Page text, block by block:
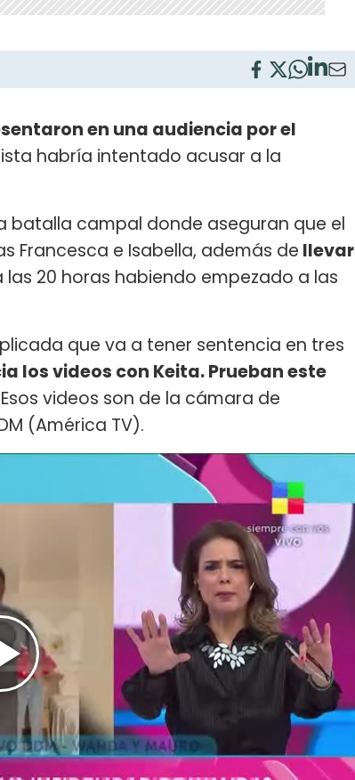
en una audiencia por el
habría intentado acusar a la
batalla campal donde aseguran que el
Francesca e Isabella, además de llevar
las 20 horas habiendo empezado a las
que va a tener sentencia en tres
los videos con Keita. Prueban este
videos son de la cámara de
(América TV).